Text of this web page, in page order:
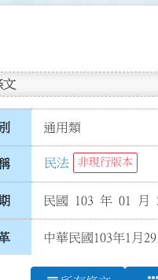
文
通用類
民法 非現行版本
民國 103 年 01 月
中華民國103年1月